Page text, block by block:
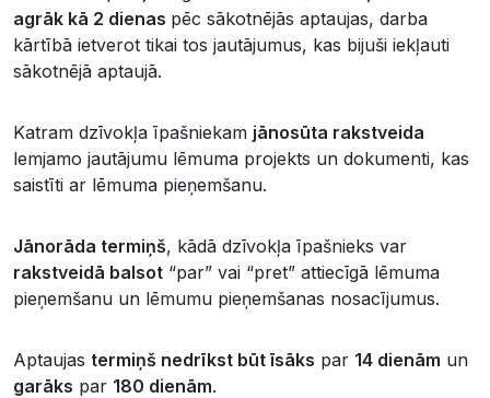
agrāk kā 2 dienas pēc sākotnējās aptaujas, darba
kārtībā ietverot tikai tos jautājumus, kas bijuši iekļauti
sākotnējā aptaujā.
Katram dzīvokļa īpašniekam jānosūta rakstveida
lemjamo jautājumu lēmuma projekts un dokumenti, kas
saistīti ar lēmuma pieņemšanu.
Jānorāda termiņš, kādā dzīvokļa īpašnieks var
rakstveidā balsot “par” vai “pret” attiecīgā lēmuma
pieņemšanu un lēmumu pieņemšanas nosacījumus.
Aptaujas termiņš nedrīkst būt īsāks par 14 dienām un
garāks par 180 dienām.